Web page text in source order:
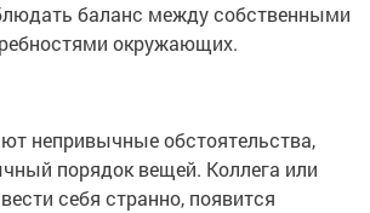
баланс между собственными
окружающих.
непривычные обстоятельства,
порядок вещей. Коллега или
себя странно, появится